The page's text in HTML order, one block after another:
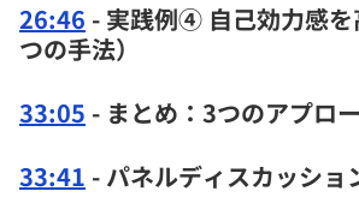
26:46 - 実践例④ 自己効力感
つの手法）
33:05 - まとめ：3つのアプロ
33:41 - パネルディスカッショ